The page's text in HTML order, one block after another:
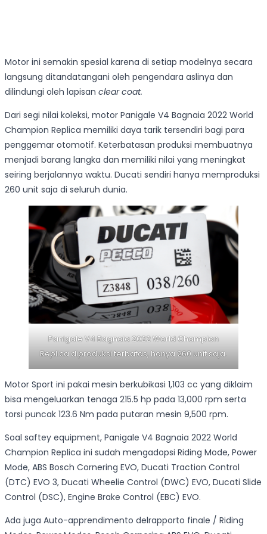
Motor ini semakin spesial karena di setiap modelnya secara
langsung ditandatangani oleh pengendara aslinya dan
dilindungi oleh lapisan clear coat.
Dari segi nilai koleksi, motor Panigale V4 Bagnaia 2022 World
Champion Replica memiliki daya tarik tersendiri bagi para
penggemar otomotif. Keterbatasan produksi membuatnya
menjadi barang langka dan memiliki nilai yang meningkat
seiring berjalannya waktu. Ducati sendiri hanya memproduksi
260 unit saja di seluruh dunia.
Panigale V4 Bagnaia 2022 World Champion
Replica diproduksi terbatas, hanya 260 unit saja.
Motor Sport ini pakai mesin berkubikasi 1,103 cc yang diklaim
bisa mengeluarkan tenaga 215.5 hp pada 13,000 rpm serta
torsi puncak 123.6 Nm pada putaran mesin 9,500 rpm.
Soal saftey equipment, Panigale V4 Bagnaia 2022 World
Champion Replica ini sudah mengadopsi Riding Mode, Power
Mode, ABS Bosch Cornering EVO, Ducati Traction Control
(DTC) EVO 3, Ducati Wheelie Control (DWC) EVO, Ducati Slide
Control (DSC), Engine Brake Control (EBC) EVO.
Ada juga Auto-apprendimento delrapporto finale / Riding